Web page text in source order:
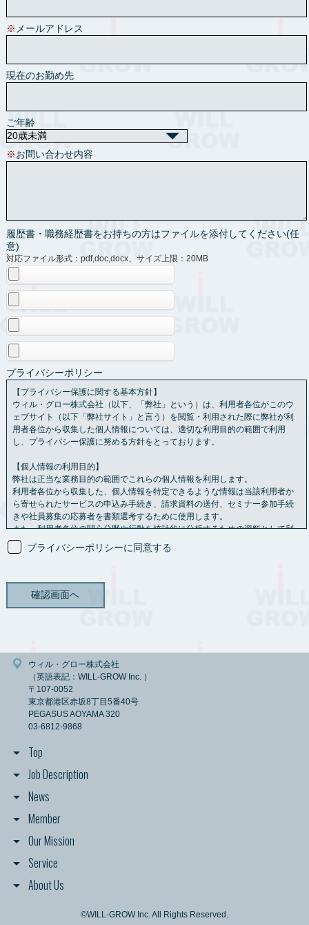
※ メールアドレス
現在のお勤め先
ご年齢
※お問い合わせ内容
履歴書・職務経歴書をお持ちの方はファイルを添付してください(任
意)
対応ファイル形式：pdf,doc,docx、サイズ上限：20MB
プライバシーポリシー
【プライバシー保護に関する基本方針】
ウィル・グロー株式会社（以下、「弊社」という）は、利用者各位がこのウ
ェブサイト（以下「弊社サイト」と言う）を閲覧・利用された際に弊社が利
用者各位から収集した個人情報については、適切な利用目的の範囲で利用
し、プライバシー保護に努める方針をとっております。
【個人情報の利用目的】
弊社は正当な業務目的の範囲でこれらの個人情報を利用します。
利用者各位から収集した、個人情報を特定できるような情報は当該利用者か
ら寄せられたサービスの申込み手続き、請求資料の送付、セミナー参加手続
きや社員募集の応募者を書類選考するために使用します。
また、利用者各位の関心分野や行動を統計的に分析するための資料として利
用させていただく場合もあります。
ただし、法令に基づく等の正当な理由がある場合は、この限りではありませ
定めることを原則とし、一定の保存期間を経過した後または利用の目的を達
成した後は、すみやかに消去します。
ただし、法令の規定に基づき、保存しなければならないとき、利用者御本人
の同意があるときまたは当該個人情報を消去しないことについて正当な理由
があるときは、保存期間経過後又は利用目的達成後においても当該個人情報
を消去しないことがあります。
弊社では、利用者各位より提供／登録いただいた個人情報を、第三者に対し
ただし、当該利用者が希望されるサービスを提供するために、情報の開示や
共有が必要と認められる場合、情報の開示をすることがあります。
また、法令に基づく等の正当な理由がある場合は、この限りではありませ
ん。
【個人情報の取得】
加申込みや弊社への社員募集の応募をされる際に、弊社サイト経由で氏名、
絡先に関する情報と社員募集に応募していただいた方の経歴に関する情報・
プライバシーポリシーに同意する
ウィル・グロー株式会社
（英語表記：WILL-GROW Inc. ）
〒107-0052
東京都港区赤坂8丁目5番40号
PEGASUS AOYAMA 320
03-6812-9868
Top
Job Description
News
Member
Our Mission
Service
About Us
©WILL-GROW Inc. All Rights Reserved.